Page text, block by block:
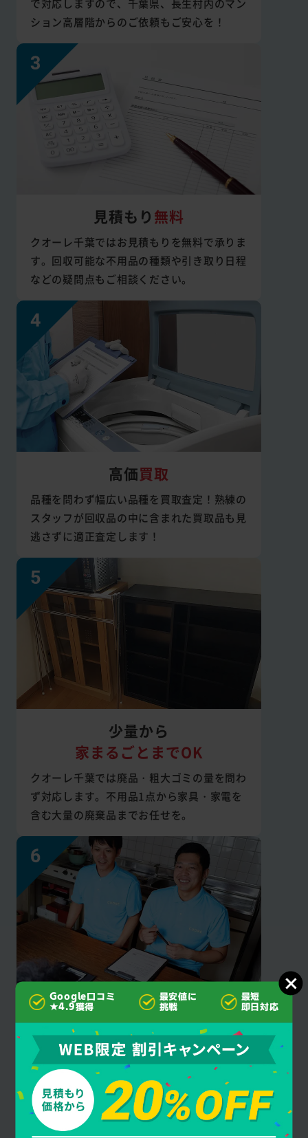
で対応しますので、千葉県、長生村内のマン
ション高層階からのご依頼もご安心を！
見積もり 無料
クオーレ千葉ではお見積もりを無料で承りま
す。回収可能な不用品の種類や引き取り日程
などの疑問点もご相談ください。
高価買取
品種を問わず幅広い品種を買取査定！熟練の
スタッフが回収品の中に含まれた買取品も見
逃さずに適正査定します！
少量から
家まるごとまでOK
クオーレ千葉では廃品・粗大ゴミの量を問わ
ず対応します。不用品1点から家具・家電を
含む大量の廃棄品までお任せを。
見積もり後の
追加料金なし
クオーレ千葉はご契約成立後にお客様に許可
を得ず作業・料金を追加することは一切あり
ません。安心してお任せください。
Google口コミ
★4.9獲得
最安値に
挑戦
最短
即日対応